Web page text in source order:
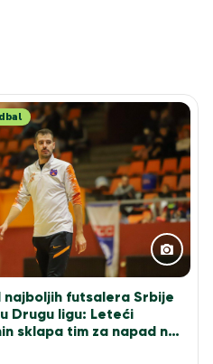
najboljih futsalera Srbije
Drugu ligu: Leteći
sklapa tim za napad na